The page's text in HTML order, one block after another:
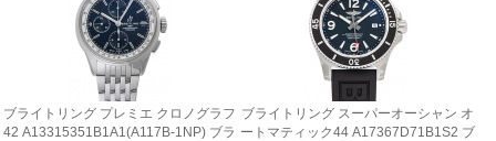
ブライトリング プレミエ クロノグラフ
42 A13315351B1A1(A117B-1NP) ブラ
ブライトリング スーパーオーシャン オ
ートマティック44 A17367D71B1S2 ブ